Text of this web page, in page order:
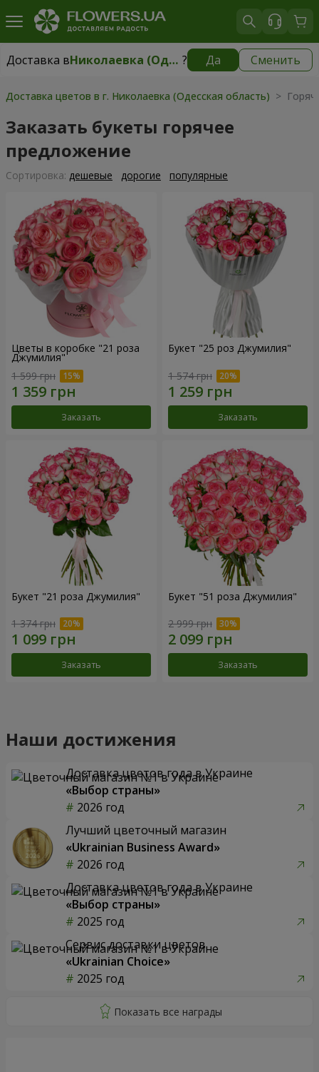
Доставка в Николаевка (Одесская область) ? Да Сменить
Доставка вНиколаевка (Одесская область)|2277 грн
Доставка цветов в г. Николаевка (Одесская область) >
Заказать букеты горячее
предложение
Cортировка: дешевые дорогие популярные
Цветы в коробке "21 роза
Джумилия"
1 599 грн
Заказать
Букет "25 роз Джумилия"
1 574 грн
Заказать
Букет "21 роза Джумилия"
1 374 грн
Заказать
Букет "51 роза Джумилия"
2 999 грн
Заказать
Наши достижения
Доставка цветов года в Украине
«Выбор страны»
2026 год
Лучший цветочный магазин
«Ukrainian Business Award»
2026 год
Доставка цветов года в Украине
«Выбор страны»
2025 год
Сервис доставки цветов
«Ukrainian Choice»
2025 год